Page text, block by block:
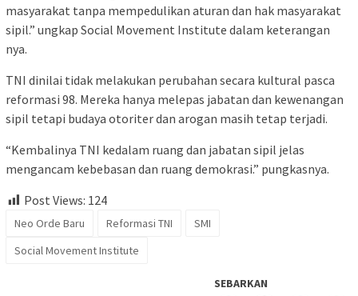
masyarakat tanpa mempedulikan aturan dan hak masyarakat
sipil.” ungkap Social Movement Institute dalam keterangan
nya.
TNI dinilai tidak melakukan perubahan secara kultural pasca
reformasi 98. Mereka hanya melepas jabatan dan kewenangan
sipil tetapi budaya otoriter dan arogan masih tetap terjadi.
“Kembalinya TNI kedalam ruang dan jabatan sipil jelas
mengancam kebebasan dan ruang demokrasi.” pungkasnya.
Post Views: 124
Neo Orde Baru Reformasi TNI
SMI
Social Movement Institute
SEBARKAN